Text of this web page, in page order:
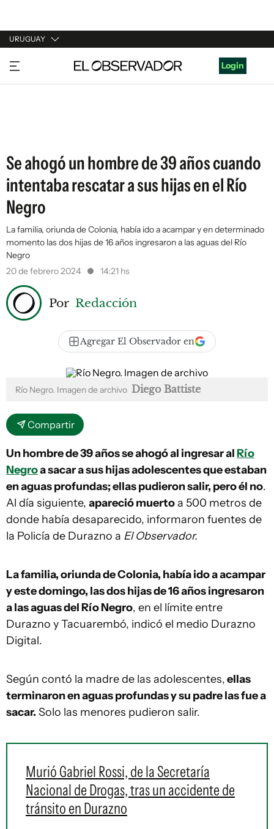
URUGUAY
URUGUAY
ARGENTINA
Login
Se ahogó un hombre de 39 años cuando
intentaba rescatar a sus hijas en el Río
Negro
La familia, oriunda de Colonia, había ido a acampar y en determinado
momento las dos hijas de 16 años ingresaron a las aguas del Río
Negro
20 de febrero 2024
14:21 hs
Por Redacción
Agregar El Observador en
Río Negro. Imagen de archivo Diego Battiste
Compartir
Un hombre de 39 años se ahogó al ingresar alRío
Negroa sacar a sus hijas adolescentes que estaban
en aguas profundas; ellas pudieron salir, pero él no.
Al día siguiente, apareció muertoa 500 metros de
donde había desaparecido, informaron fuentes de
la Policía de Durazno a El Observador.
La familia, oriunda de Colonia, había ido a acampar
y este domingo, las dos hijas de 16 años ingresaron
a las aguas del Río Negro, en el límite entre
Durazno y Tacuarembó, indicó el medio Durazno
Digital.
Según contó la madre de las adolescentes,ellas
terminaron en aguas profundas y su padre las fue a
sacar. Solo las menores pudieron salir.
Murió Gabriel Rossi, de la Secretaría
Nacional de Drogas, tras un accidente de
tránsito en Durazno